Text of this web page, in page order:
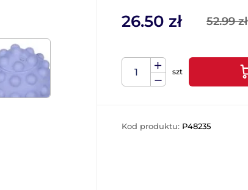
52.99 zł
26.50 zł
szt
Kod produktu: P48235